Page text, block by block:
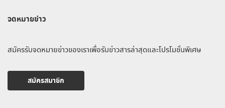
จดหมายข่าว
สมัครรับจดหมายข่าวของเราเพื่อรับข่าวสารล่าสุดและโปรโมชั่นพิเศษ
สมัครสมาชิก